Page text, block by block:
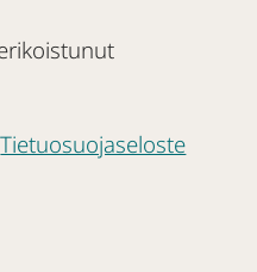
Tietuosuojaseloste